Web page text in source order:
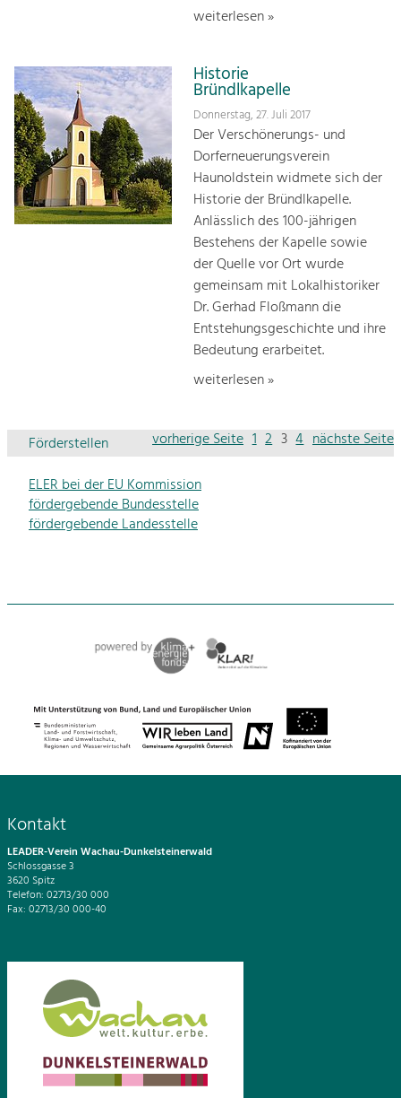
weiterlesen »
Historie
Bründlkapelle
Donnerstag, 27. Juli 2017
Der Verschönerungs- und
Dorferneuerungsverein
Haunoldstein widmete sich der
Historie der Bründlkapelle.
Anlässlich des 100-jährigen
Bestehens der Kapelle sowie
der Quelle vor Ort wurde
gemeinsam mit Lokalhistoriker
Dr. Gerhad Floßmann die
Entstehungsgeschichte und ihre
Bedeutung erarbeitet.
weiterlesen »
vorherige Seite 1 2 3 4 nächste Seite
Förderstellen
ELER bei der EU Kommission
fördergebende Bundesstelle
fördergebende Landesstelle
Kontakt
LEADER-Verein Wachau-Dunkelsteinerwald
Schlossgasse 3
3620 Spitz
Telefon: 02713/30 000
Fax: 02713/30 000-40